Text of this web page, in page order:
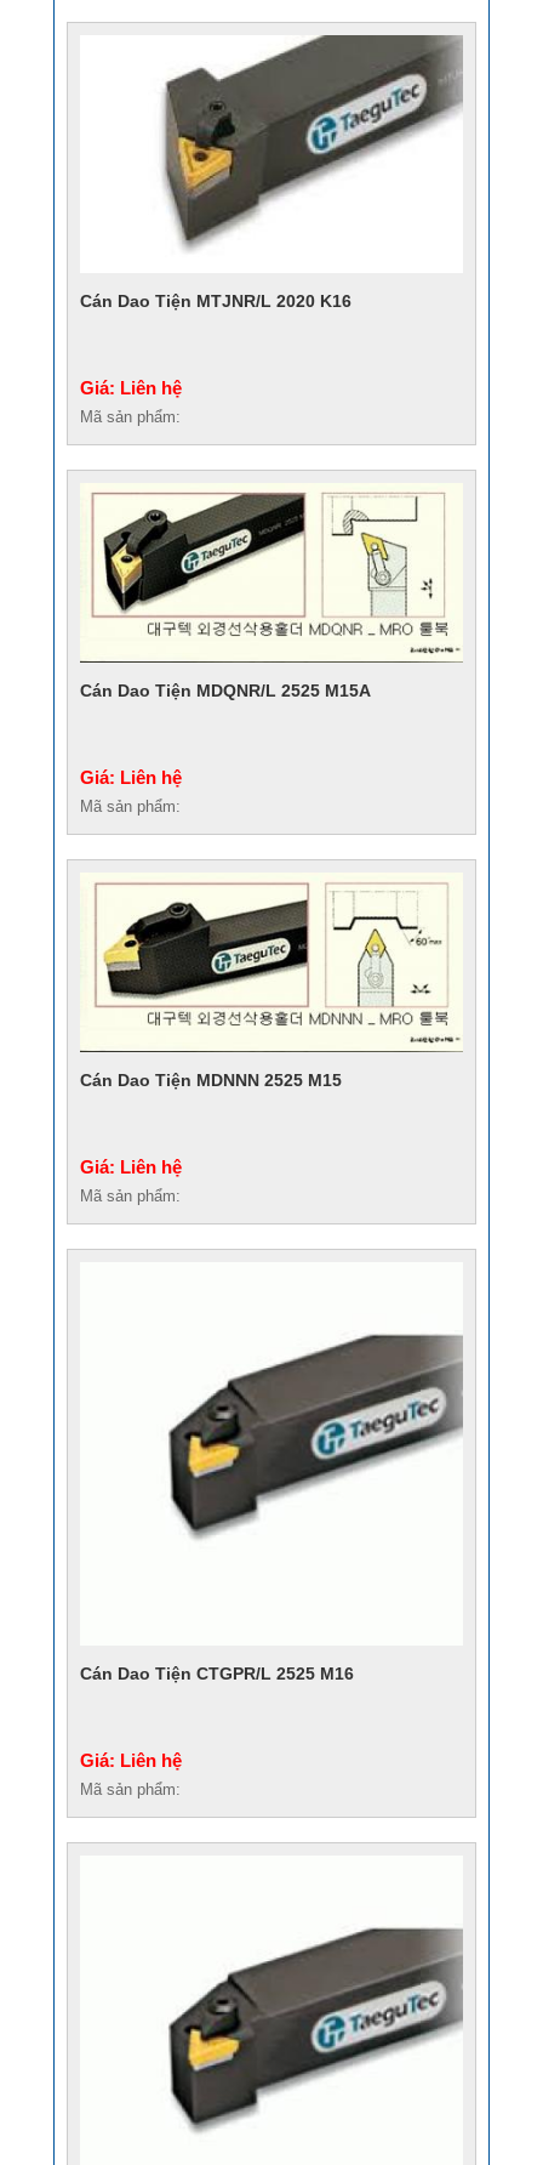
Cán Dao Tiện MTJNR/L 2020 K16
Giá: Liên hệ
Mã sản phẩm:
Cán Dao Tiện MDQNR/L 2525 M15A
Giá: Liên hệ
Mã sản phẩm:
Cán Dao Tiện MDNNN 2525 M15
Giá: Liên hệ
Mã sản phẩm:
Cán Dao Tiện CTGPR/L 2525 M16
Giá: Liên hệ
Mã sản phẩm: